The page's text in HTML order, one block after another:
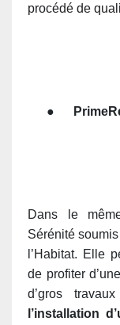
procédé de
●
Dans le
Sérénité
l’Habitat. Elle
de profiter
d’gros
l’installation